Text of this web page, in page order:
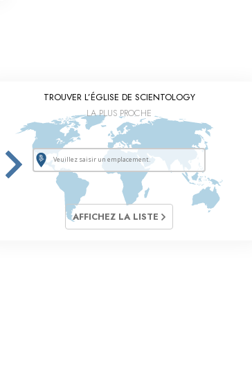
TROUVER L’ÉGLISE DE SCIENTOLOGY
LA PLUS PROCHE
AFFICHEZ LA LISTE